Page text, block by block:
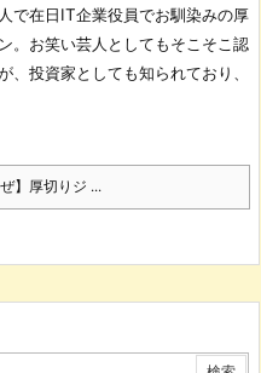
で在日IT企業役員でお馴染みの厚
。 お笑い芸人としてもそこそこ認
、投資家としても知られており、
】厚切りジ ...